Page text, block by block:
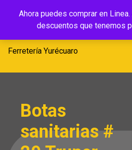
Ahora puedes comprar en
descuentos que tenemos
Ferretería
Yurécuaro
Ferretería Yurécuaro
Botas
sanitarias #